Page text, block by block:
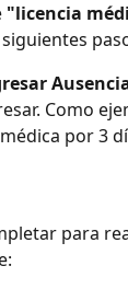
"licencia
Como
por 3
para